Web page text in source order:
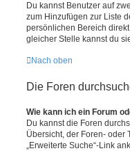
Du kannst Benutzer auf
zum Hinzufügen zur Liste
persönlichen Bereich
gleicher Stelle kannst du
Nach oben
Die Foren
Wie kann ich ein Forum
Du kannst die Foren
Übersicht, der Foren- oder
„Erweiterte Suche“-Link